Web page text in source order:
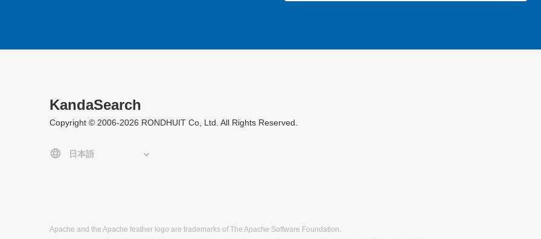
KandaSearch
Copyright © 2006-2026 RONDHUIT Co, Ltd. All Rights Reserved.
Apache and the Apache feather logo are trademarks of The Apache Software Foundation.